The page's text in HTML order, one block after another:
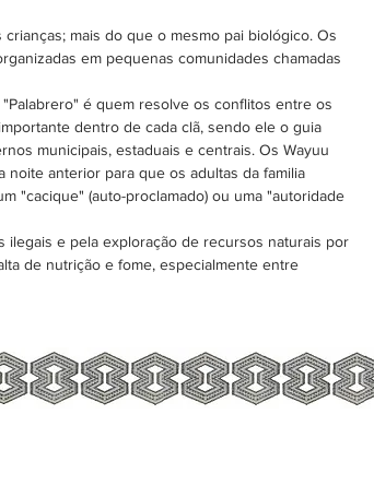
mais do que o mesmo pai biológico. Os
em pequenas comunidades chamadas
é quem resolve os conflitos entre os
dentro de cada clã, sendo ele o guia
municipais, estaduais e centrais. Os Wayuu
anterior para que os adultas da familia
"cacique" (auto-proclamado) ou uma "autoridade
ilegais e pela exploração de recursos naturais por
de nutrição e fome, especialmente entre